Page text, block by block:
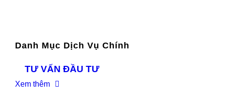
Danh Mục Dịch Vụ Chính
TƯ VẤN ĐẦU TƯ
Xem thêm